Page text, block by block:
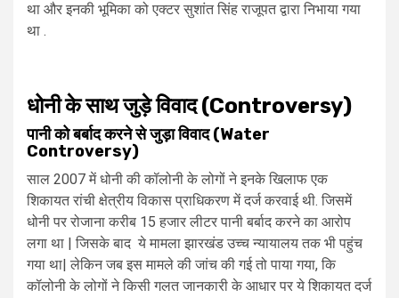
था और इनकी भूमिका को एक्टर सुशांत सिंह राजूपत द्वारा निभाया गया
था .
धोनी के साथ जुड़े विवाद (Controversy)
पानी को बर्बाद करने से जुड़ा विवाद (Water
Controversy)
साल 2007 में धोनी की कॉलोनी के लोगों ने इनके खिलाफ एक
शिकायत रांची क्षेत्रीय विकास प्राधिकरण में दर्ज करवाई थी. जिसमें
धोनी पर रोजाना करीब 15 हजार लीटर पानी बर्बाद करने का आरोप
लगा था | जिसके बाद ये मामला झारखंड उच्च न्यायालय तक भी पहुंच
गया था| लेकिन जब इस मामले की जांच की गई तो पाया गया, कि
कॉलोनी के लोगों ने किसी गलत जानकारी के आधार पर ये शिकायत दर्ज